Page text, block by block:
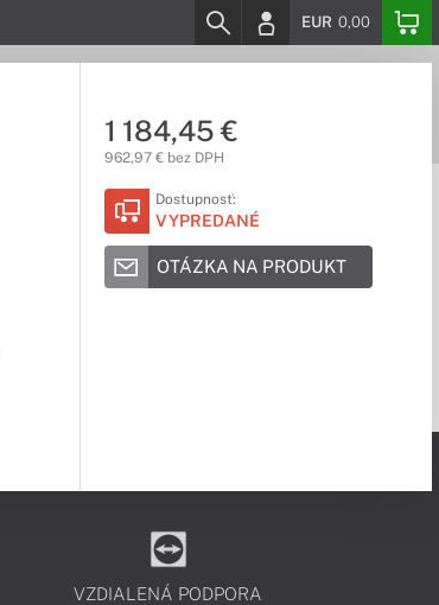
EUR 0,00
1 184,45 €
962,97 € bez DPH
Dostupnosť:
VYPREDANÉ
OTÁZKA NA PRODUKT
VZDIALENÁ PODPORA